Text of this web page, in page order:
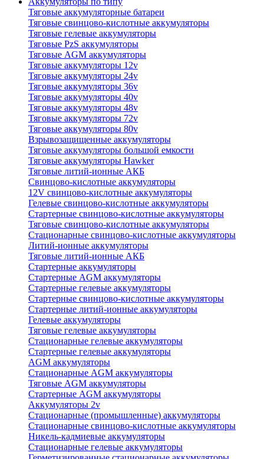
Тяговые аккумуляторные батареи
Тяговые свинцово-кислотные аккумуляторы
Тяговые гелевые аккумуляторы
Тяговые PzS аккумуляторы
Тяговые AGM аккумуляторы
Тяговые аккумуляторы 12v
Тяговые аккумуляторы 24v
Тяговые аккумуляторы 36v
Тяговые аккумуляторы 40v
Тяговые аккумуляторы 48v
Тяговые аккумуляторы 72v
Тяговые аккумуляторы 80v
Взрывозащищенные аккумуляторы
Тяговые аккумуляторы большой емкости
Тяговые аккумуляторы Hawker
Тяговые литий-ионные АКБ
Свинцово-кислотные аккумуляторы
12V свинцово-кислотные аккумуляторы
Гелевые свинцово-кислотные аккумуляторы
Стартерные свинцово-кислотные аккумуляторы
Тяговые свинцово-кислотные аккумуляторы
Стационарные свинцово-кислотные аккумуляторы
Литий-ионные аккумуляторы
Тяговые литий-ионные АКБ
Стартерные аккумуляторы
Стартерные AGM аккумуляторы
Стартерные гелевые аккумуляторы
Стартерные свинцово-кислотные аккумуляторы
Стартерные литий-ионные аккумуляторы
Гелевые аккумуляторы
Тяговые гелевые аккумуляторы
Стационарные гелевые аккумуляторы
Стартерные гелевые аккумуляторы
AGM аккумуляторы
Стационарные AGM аккумуляторы
Тяговые AGM аккумуляторы
Стартерные AGM аккумуляторы
Аккумуляторы 2v
Стационарные (промышленные) аккумуляторы
Стационарные свинцово-кислотные аккумуляторы
Никель-кадмиевые аккумуляторы
Стационарные гелевые аккумуляторы